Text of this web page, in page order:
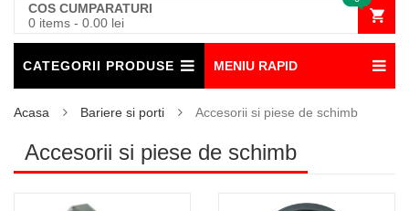
COS CUMPARATURI
0 items - 0.00 lei
CATEGORII PRODUSE MENIU RAPID
Acasa Bariere si porti Accesorii si piese de schimb
Accesorii si piese de schimb